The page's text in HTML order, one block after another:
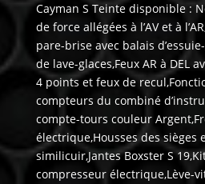
Cayman S Teinte disponible :
de force allégées à l’AV et à
pare-brise avec balais
de lave-glaces,Feux AR à DEL
4 points et feux de
compteurs du combiné
compte-tours couleur
électrique,Housses des sièges
similicuir,Jantes Boxster S
compresseur électrique,Lève-